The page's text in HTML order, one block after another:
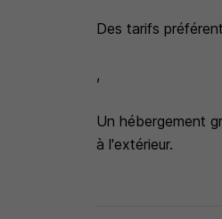
Des tarifs
,
Un hébergement
à l'extérieur.